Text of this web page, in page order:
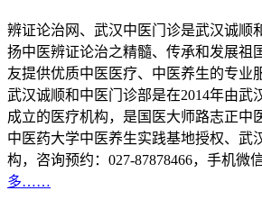
辨证论治网、武汉中医门诊是武汉诚顺
扬中医辨证论治之精髓、传承和发展祖
友提供优质中医医疗、中医养生的专业
武汉诚顺和中医门诊部是在2014年由武
成立的医疗机构，是国医大师路志正中
中医药大学中医养生实践基地授权、武
构，咨询预约：027-87878466，手机微
多……